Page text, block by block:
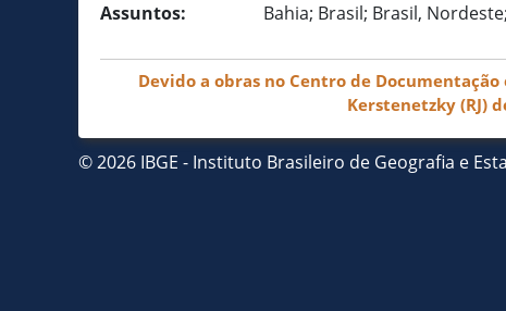
Assuntos:
Bahia; Brasil; Brasil,
Devido a obras no Centro de
Kerstenetzky (RJ)
© 2026 IBGE - Instituto Brasileiro de Geografia e